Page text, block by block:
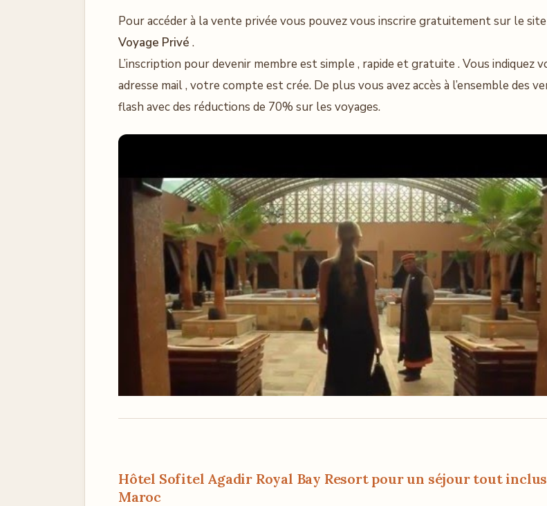
Pour accéder à la vente privée vous pouvez vous inscrire gratuitement sur le site
Voyage Privé .
L’inscription pour devenir membre est simple , rapide et gratuite . Vous indiquez
adresse mail , votre compte est crée. De plus vous avez accès à l’ensemble des
flash avec des réductions de 70% sur les voyages.
Hôtel Sofitel Agadir Royal Bay Resort pour un séjour tout
Maroc